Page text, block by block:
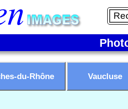
du-Rhône Vaucluse